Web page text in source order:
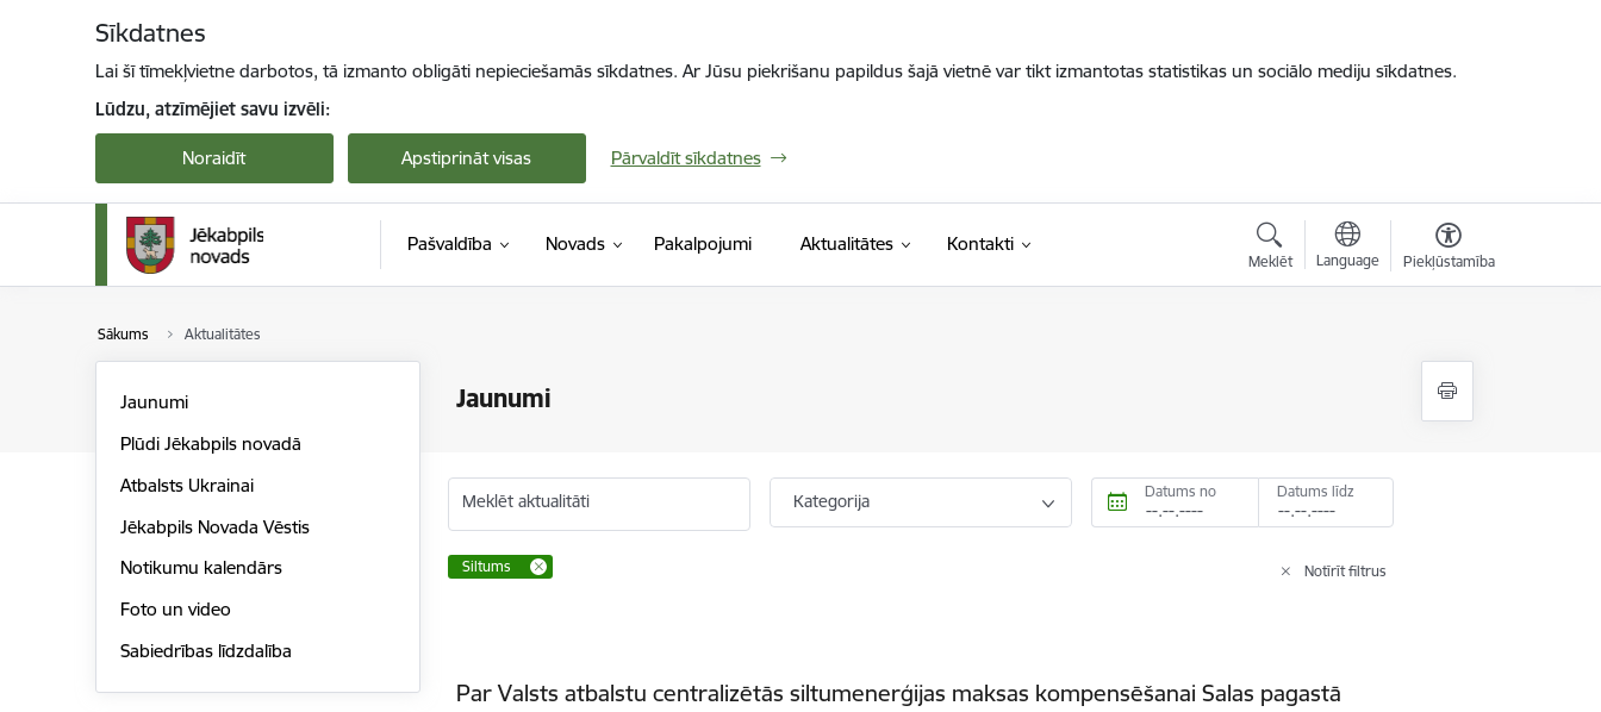
Sīkdatnes
Lai šī tīmekļvietne darbotos, tā izmanto obligāti nepieciešamās sīkdatnes. Ar Jūsu piekrišanu papildus šajā vietnē var tikt izmantotas statistikas un sociālo mediju sīkdatnes.
Lūdzu, atzīmējiet savu izvēli:
Noraidīt Apstiprināt visas Pārvaldīt sīkdatnes
Pašvaldība Novads Pakalpojumi Aktualitātes Kontakti
Meklēt Language Piekļūstamība
Sākums Aktualitātes
Jaunumi
Jaunumi
Plūdi Jēkabpils novadā
Atbalsts Ukrainai
Jēkabpils Novada Vēstis
Notikumu kalendārs
Foto un video
Sabiedrības līdzdalība
Meklēt aktualitāti Kategorija Datums no Datums līdz
Siltums Notīrīt filtrus
Par Valsts atbalstu centralizētās siltumenerģijas maksas kompensēšanai Salas pagastā